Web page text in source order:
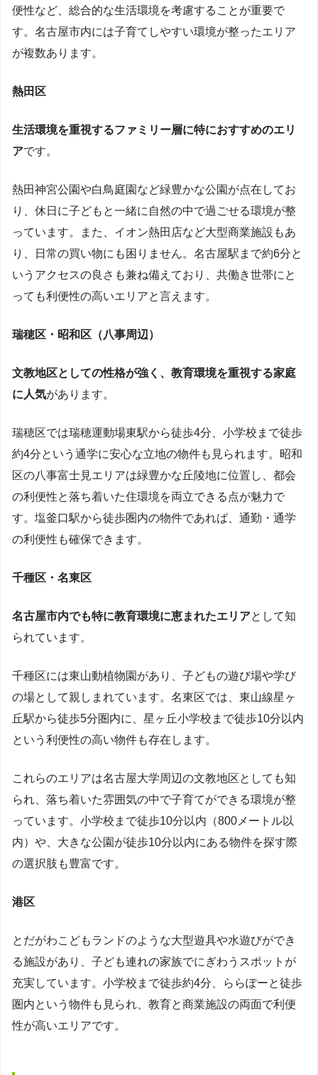
便性など、総合的な生活環境を考慮することが重要で
す。名古屋市内には子育てしやすい環境が整ったエリア
が複数あります。
熱田区
生活環境を重視するファミリー層に特におすすめのエリ
アです。
熱田神宮公園や白鳥庭園など緑豊かな公園が点在してお
り、休日に子どもと一緒に自然の中で過ごせる環境が整
っています。また、イオン熱田店など大型商業施設もあ
り、日常の買い物にも困りません。名古屋駅まで約6分と
いうアクセスの良さも兼ね備えており、共働き世帯にと
っても利便性の高いエリアと言えます。
瑞穂区・昭和区（八事周辺）
文教地区としての性格が強く、教育環境を重視する家庭
に人気があります。
瑞穂区では瑞穂運動場東駅から徒歩4分、小学校まで徒歩
約4分という通学に安心な立地の物件も見られます。昭和
区の八事富士見エリアは緑豊かな丘陵地に位置し、都会
の利便性と落ち着いた住環境を両立できる点が魅力で
す。塩釜口駅から徒歩圏内の物件であれば、通勤・通学
の利便性も確保できます。
千種区・名東区
名古屋市内でも特に教育環境に恵まれたエリアとして知
られています。
千種区には東山動植物園があり、子どもの遊び場や学び
の場として親しまれています。名東区では、東山線星ヶ
丘駅から徒歩5分圏内に、星ヶ丘小学校まで徒歩10分以内
という利便性の高い物件も存在します。
これらのエリアは名古屋大学周辺の文教地区としても知
られ、落ち着いた雰囲気の中で子育てができる環境が整
っています。小学校まで徒歩10分以内（800メートル以
内）や、大きな公園が徒歩10分以内にある物件を探す際
の選択肢も豊富です。
港区
とだがわこどもランドのような大型遊具や水遊びができ
る施設があり、子ども連れの家族でにぎわうスポットが
充実しています。小学校まで徒歩約4分、ららぽーと徒歩
圏内という物件も見られ、教育と商業施設の両面で利便
性が高いエリアです。